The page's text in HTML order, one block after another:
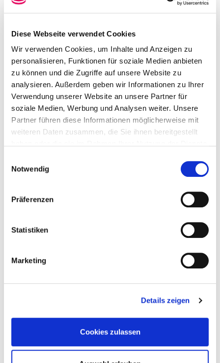
Diese Webseite verwendet Cookies
Wir verwenden Cookies, um Inhalte und Anzeigen zu
personalisieren, Funktionen für soziale Medien anbieten
zu können und die Zugriffe auf unsere Website zu
analysieren. Außerdem geben wir Informationen zu Ihrer
Verwendung unserer Website an unsere Partner für
soziale Medien, Werbung und Analysen weiter. Unsere
Partner führen diese Informationen möglicherweise mit
weiteren Daten zusammen, die Sie ihnen bereitgestellt
Notwendig
Präferenzen
Statistiken
Marketing
Details zeigen
Cookies zulassen